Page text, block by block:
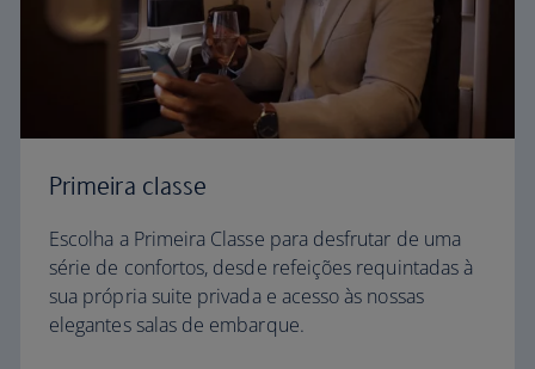
Primeira classe
Escolha a Primeira Classe para desfrutar de uma
série de confortos, desde refeições requintadas à
sua própria suite privada e acesso às nossas
elegantes salas de embarque.